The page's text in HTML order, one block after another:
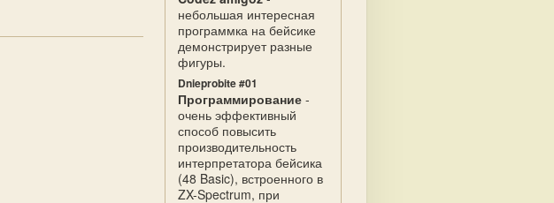
небольшая интересная
программка на бейсике
демонстрирует разные
фигуры.
Dnieprobite #01
Программирование -
очень эффективный
способ повысить
производительность
интерпретатора бейсика
(48 Basic), встроенного в
ZX-Spectrum, при